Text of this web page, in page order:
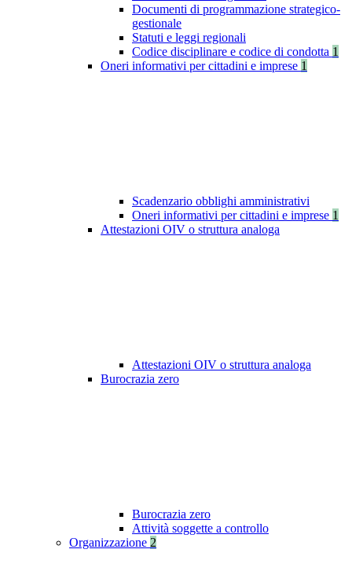
Documenti di programmazione strategico-
gestionale
Statuti e leggi regionali
Codice disciplinare e codice di condotta 1
Oneri informativi per cittadini e imprese 1
Scadenzario obblighi amministrativi
Oneri informativi per cittadini e imprese 1
Attestazioni OIV o struttura analoga
Attestazioni OIV o struttura analoga
Burocrazia zero
Burocrazia zero
Attività soggette a controllo
Organizzazione 2